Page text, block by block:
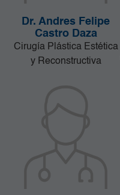
Dr. Andres Felipe
Castro Daza
Cirugía Plástica Estética
y Reconstructiva